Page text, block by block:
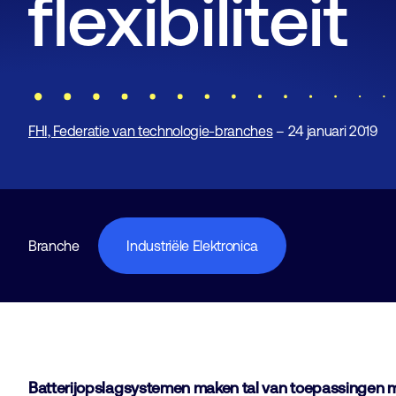
flexibiliteit
FHI, Federatie van technologie-branches– 24 januari 2019
Branche Industriële Elektronica
Batterijopslagsystemen maken tal van toepassingen